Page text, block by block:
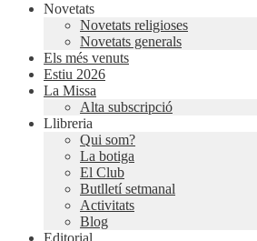
Novetats
Novetats religioses
Novetats generals
Els més venuts
Estiu 2026
La Missa
Alta subscripció
Llibreria
Qui som?
La botiga
El Club
Butlletí setmanal
Activitats
Blog
Editorial